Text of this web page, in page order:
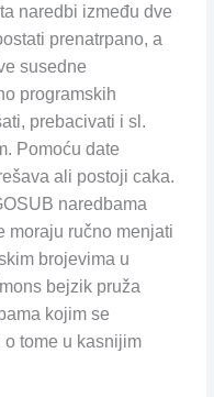
naredbi između dve
prenatrpano, a
susedne
programskih
prebacivati i sl.
Pomoću date
ali postoji caka.
naredbama
moraju ručno menjati
brojevima u
bejzik pruža
kojim se
tome u kasnijim